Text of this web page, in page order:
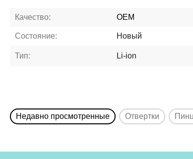
Качество: OEM
Состояние: Новый
Тип: Li-ion
Недавно просмотренные Отвертки